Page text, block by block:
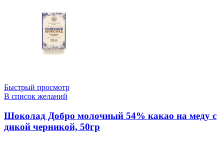
Быстрый просмотр
В список желаний
Шоколад Добро молочный 54% какао на меду с
дикой черникой, 50гр